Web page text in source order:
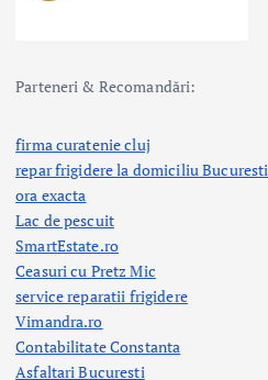
Parteneri & Recomandări:
firma curatenie cluj
repar frigidere la domiciliu Bucuresti
ora exacta
Lac de pescuit
SmartEstate.ro
Ceasuri cu Pretz Mic
service reparatii frigidere
Vimandra.ro
Contabilitate Constanta
Asfaltari Bucuresti